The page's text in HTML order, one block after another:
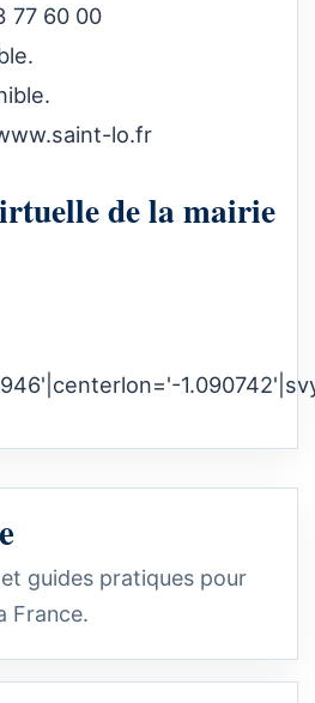
77 60 00
lo.fr
de la mairie
guides pratiques pour
France.